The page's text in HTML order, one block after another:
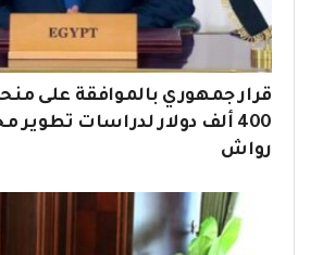
قرار جمهوري بالموافقة على
400 ألف دولار لدراسات
رواش